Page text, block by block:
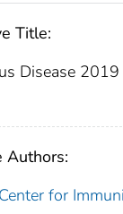
Title:
Disease
Authors:
for